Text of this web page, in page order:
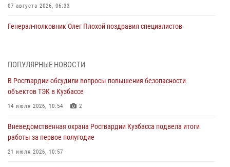
07 августа 2026, 06:33
Генерал-полковник Олег Плохой поздравил специалистов
07 августа 2026, 05:32
С 1 сентября 2026 года вступает в силу новый федеральный закон о
частной охранной деятельности
06 августа 2026, 10:19
Росгвардейцы задержали предполагаемого виновника причинения
ножевого ранения кемеровчанину
06 августа 2026, 09:18
ПОПУЛЯРНЫЕ НОВОСТИ
В Росгвардии обсудили вопросы повышения безопасности
объектов ТЭК в Кузбассе
14 июля 2026, 10:54 2
Вневедомственная охрана Росгвардии Кузбасса подвела итоги
работы за первое полугодие
21 июля 2026, 10:57